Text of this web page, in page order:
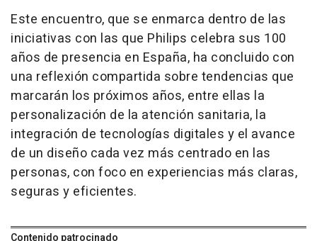
Este encuentro, que se enmarca dentro de las
iniciativas con las que Philips celebra sus 100
años de presencia en España, ha concluido con
una reflexión compartida sobre tendencias que
marcarán los próximos años, entre ellas la
personalización de la atención sanitaria, la
integración de tecnologías digitales y el avance
de un diseño cada vez más centrado en las
personas, con foco en experiencias más claras,
seguras y eficientes.
Contenido patrocinado